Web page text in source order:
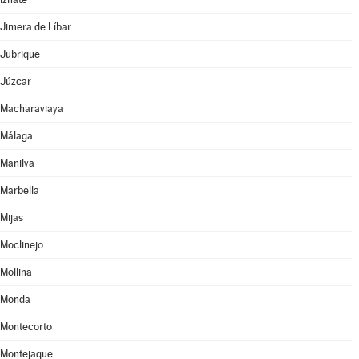
Jimera de Líbar
Jubrique
Júzcar
Macharaviaya
Málaga
Manilva
Marbella
Mijas
Moclinejo
Mollina
Monda
Montecorto
Montejaque